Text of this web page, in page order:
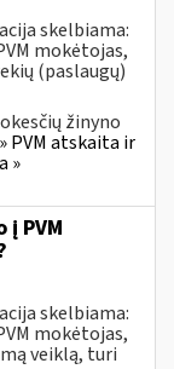
skelbiama:
mokėtojas,
(paslaugų)
žinyno
PVM atskaita ir
»
PVM
skelbiama:
mokėtojas,
veiklą, turi